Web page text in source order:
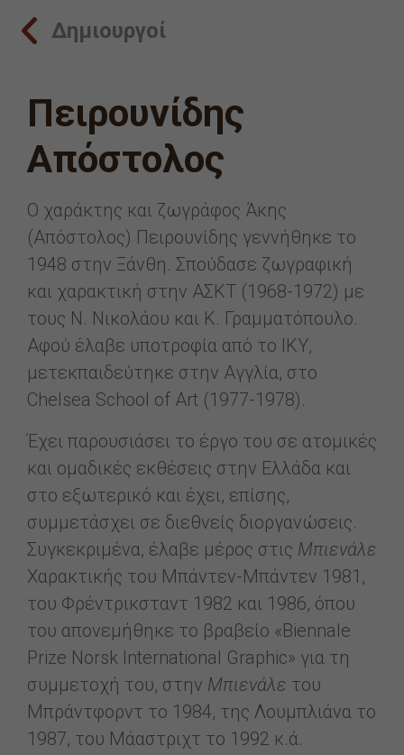
Δημιουργοί
Πειρουνίδης
Απόστολος
Ο χαράκτης και ζωγράφος Άκης
(Απόστολος) Πειρουνίδης γεννήθηκε το
1948 στην Ξάνθη. Σπούδασε ζωγραφική
και χαρακτική στην ΑΣΚΤ (1968-1972) με
τους Ν. Νικολάου και Κ. Γραμματόπουλο.
Αφού έλαβε υποτροφία από το ΙΚΥ,
μετεκπαιδεύτηκε στην Αγγλία, στο
Chelsea School of Art (1977-1978).
Έχει παρουσιάσει το έργο του σε ατομικές
και ομαδικές εκθέσεις στην Ελλάδα και
στο εξωτερικό και έχει, επίσης,
συμμετάσχει σε διεθνείς διοργανώσεις.
Συγκεκριμένα, έλαβε μέρος στις Μπιενάλε
Χαρακτικής του Μπάντεν-Μπάντεν 1981,
του Φρέντρικσταντ 1982 και 1986, όπου
του απονεμήθηκε το βραβείο «Biennale
Prize Norsk International Graphic» για τη
συμμετοχή του, στην Μπιενάλε του
Μπράντφορντ το 1984, της Λουμπλιάνα το
1987, του Μάαστριχτ το 1992 κ.ά.